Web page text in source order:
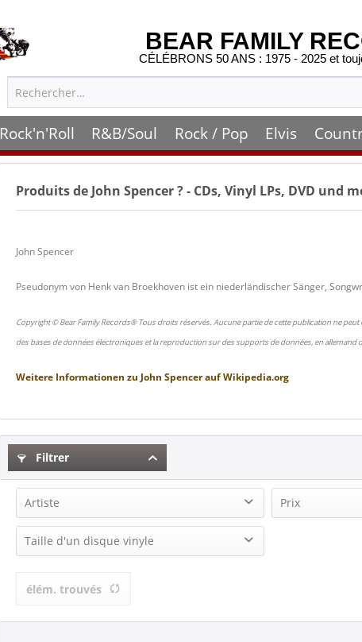
BEAR FAMILY
CÉLÉBRONS 50 ANS : 1975 - 2025 et
Rock'n'Roll R&B/Soul Rock / Pop Elvis
Produits de John Spencer? - CDs, Vinyl LPs, DVD und
John Spencer
Pseudonym von Henk van Broekhoven ist ein niederländischer Sänger,
Copyright © Bear Family Records® Tous droits réservés. Aucune partie de cette publication ne
des bases de données électroniques et la reproduction sur des supports de données, en
Weitere Informationen zu John SpenceraufWikipedia.org
Filtrer
Artiste
John Spencer (3)
Prix
Taille d'un disque vinyle
élém. trouvés